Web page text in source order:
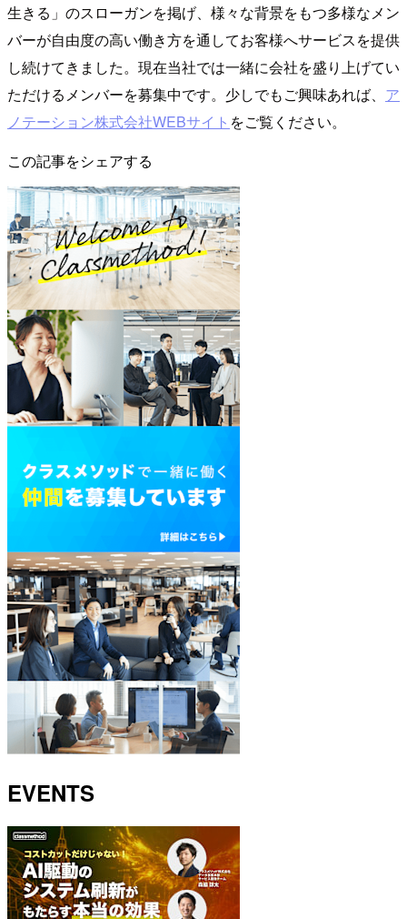
生きる」のスローガンを掲げ、様々な背景をもつ多様なメン
バーが自由度の高い働き方を通してお客様へサービスを提供
し続けてきました。現在当社では一緒に会社を盛り上げてい
ただけるメンバーを募集中です。少しでもご興味あれば、 ア
ノテーション株式会社WEBサイト をご覧ください。
この記事をシェアする
EVENTS